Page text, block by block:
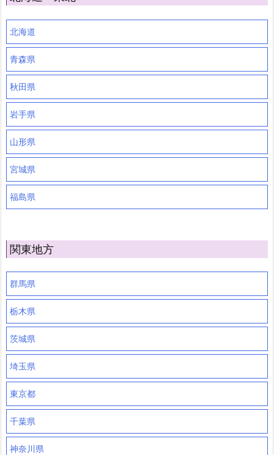
北海道
青森県
秋田県
岩手県
山形県
宮城県
福島県
関東地方
群馬県
栃木県
茨城県
埼玉県
東京都
千葉県
神奈川県